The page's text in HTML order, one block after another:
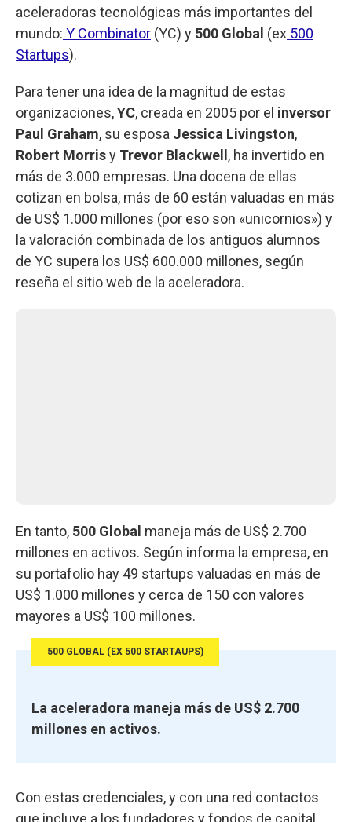
aceleradoras tecnológicas más importantes del
mundo: Y Combinator (YC) y 500 Global (ex 500
Startups).
Para tener una idea de la magnitud de estas
organizaciones,YC, creada en 2005 por el inversor
Paul Graham, su esposa Jessica Livingston,
Robert Morrisy Trevor Blackwell , ha invertido en
más de 3.000 empresas. Una docena de ellas
cotizan en bolsa, más de 60 están valuadas en más
de US$ 1.000 millones (por eso son «unicornios») y
la valoración combinada de los antiguos alumnos
de YC supera los US$ 600.000 millones, según
reseña el sitio web de la aceleradora.
En tanto, 500 Global maneja más de US$ 2.700
millones en activos. Según informa la empresa, en
su portafolio hay 49 startups valuadas en más de
US$ 1.000 millones y cerca de 150 con valores
mayores a US$ 100 millones.
500 GLOBAL (EX 500 STARTAUPS)
La aceleradora maneja más de US$ 2.700
millones en activos.
Con estas credenciales, y con una red contactos
que incluye a los fundadores y fondos de capital